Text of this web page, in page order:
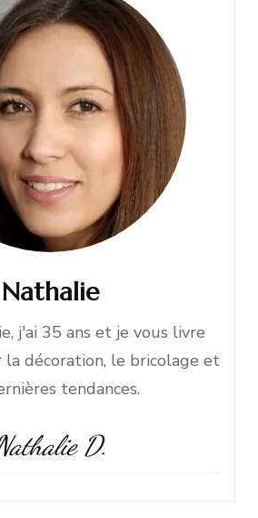
Nathalie
j'ai 35 ans et je vous livre
la décoration, le bricolage et
tendances.
D.